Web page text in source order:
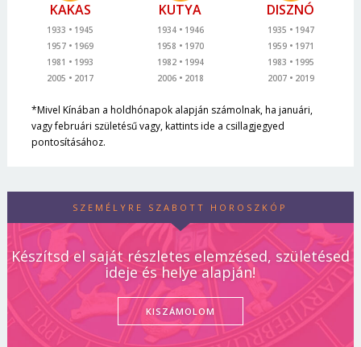
KAKAS
1933
1945
1957
1969
1981
1993
2005
2017
KUTYA
1934
1946
1958
1970
1982
1994
2006
2018
DISZNÓ
1935
1947
1959
1971
1983
1995
2007
2019
*Mivel Kínában a holdhónapok alapján számolnak, ha januári,
vagy februári születésű vagy, kattints ide a csillagjegyed
pontosításához.
SZEMÉLYRE SZABOTT HOROSZKÓP
Készítsd el saját részletes elemzésed, születésed
ideje és helye alapján!
KISZÁMOLOM